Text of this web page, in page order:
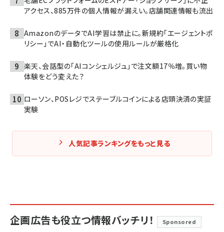
アクセス、885万件の個人情報が漏えい。店舗関連情報も流出
AmazonのデータでAI学習は禁止に。新規約「エージェントポ
リシー」でAI・自動化ツールの使用ルールが厳格化
楽天、会話型の「AIコンシェルジュ」で注文額17％増。買い物
体験をどう変えた？
ローソン、POSレジでステーブルコインによる店頭決済の実証
実験
人気記事ランキングをもっと見る
企画広告も役立つ情報バッチリ！ Sponsored